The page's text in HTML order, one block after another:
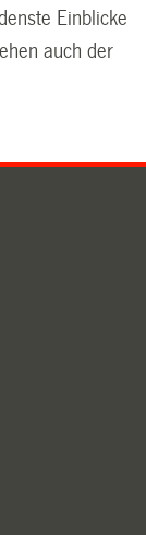
Einblicke
auch der